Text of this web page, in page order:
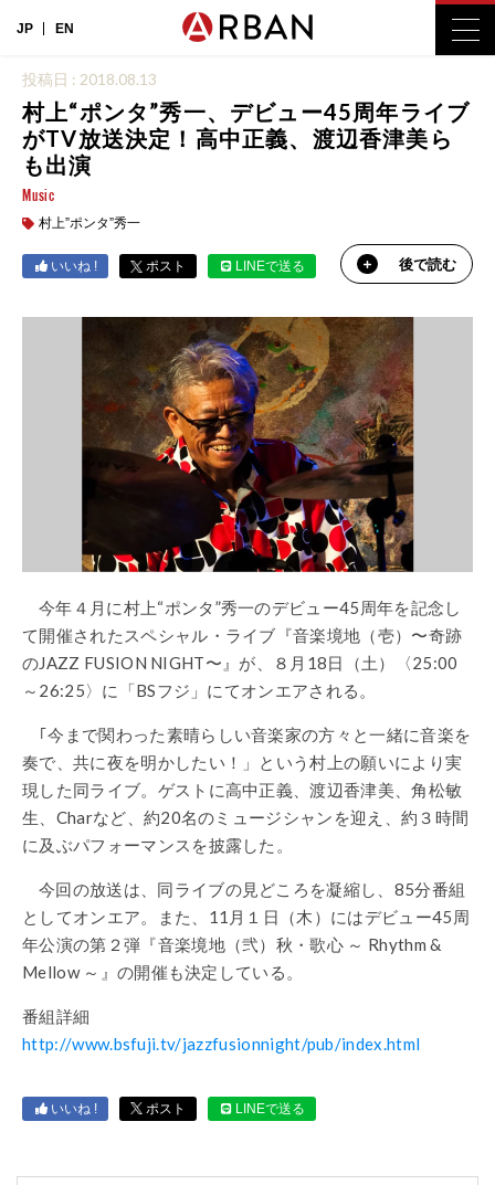
JP EN
投稿日 : 2018.08.13
村上“ポンタ”秀一、デビュー45周年ライブ
がTV放送決定！高中正義、渡辺香津美ら
も出演
Music
村上”ポンタ”秀一
いいね ! ポスト LINEで送る 後で読む
今年４月に村上“ポンタ”秀一のデビュー45周年を記念し
て開催されたスペシャル・ライブ『音楽境地（壱）〜奇跡
のJAZZ FUSION NIGHT〜』が、８月18日（土）〈25:00
～26:25〉に「BSフジ」にてオンエアされる。
｢今まで関わった素晴らしい音楽家の方々と一緒に音楽を
奏で、共に夜を明かしたい！」という村上の願いにより実
現した同ライブ。ゲストに高中正義、渡辺香津美、角松敏
生、Charなど、約20名のミュージシャンを迎え、約３時間
に及ぶパフォーマンスを披露した。
今回の放送は、同ライブの見どころを凝縮し、85分番組
としてオンエア。また、11月１日（木）にはデビュー45周
年公演の第２弾『音楽境地（弐）秋・歌心 ～ Rhythm &
Mellow ～』の開催も決定している。
番組詳細
http://www.bsfuji.tv/jazzfusionnight/pub/index.html
いいね ! ポスト LINEで送る